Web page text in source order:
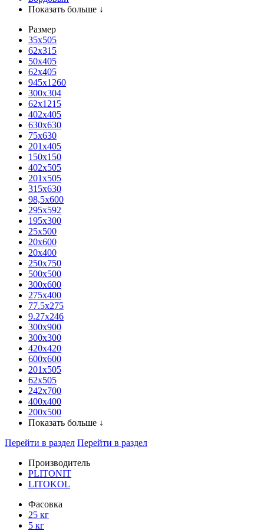
Показать больше ↓
Размер
35х505
62x315
50x405
62х405
945x1260
300x304
62x1215
402x405
630x630
75x630
201x405
150x150
402x505
201x505
315x630
98,5х600
295x592
195х300
25x500
20х600
20х400
250x750
500x500
300x600
275x400
77.5х275
9.27x246
300x900
300x300
420х420
600х600
201х505
62х505
242х700
400х400
200х500
Показать больше ↓
Перейти в раздел Перейти в раздел
Производитель
PLITONIT
LITOKOL
Фасовка
25 кг
5 кг